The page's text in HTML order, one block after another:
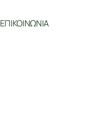
ΕΠΙΚΟΙΝΩΝΙΑ